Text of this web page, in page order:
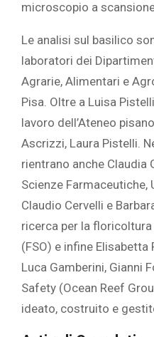
microscopio a
Le analisi sul basilico
laboratori dei
Agrarie, Alimentari e
Pisa. Oltre a Luisa
lavoro dell’Ateneo
Ascrizzi, Laura Pistelli.
rientrano anche Claudia
Scienze Farmaceutiche,
Claudio Cervelli e
ricerca per la
(FSO) e infine Elisabetta
Luca Gamberini, Gianni
Safety (Ocean Reef
ideato, costruito e